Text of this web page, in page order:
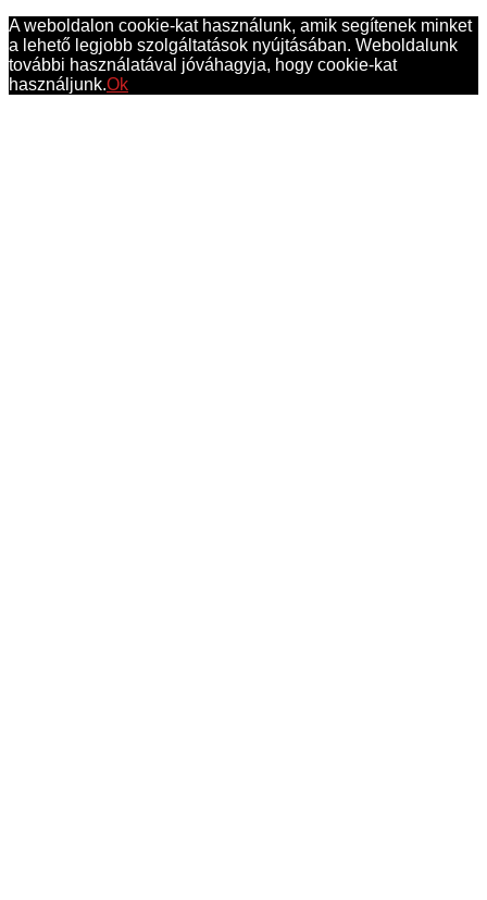
A weboldalon cookie-kat használunk, amik segítenek minket
a lehető legjobb szolgáltatások nyújtásában. Weboldalunk
további használatával jóváhagyja, hogy cookie-kat
használjunk.Ok